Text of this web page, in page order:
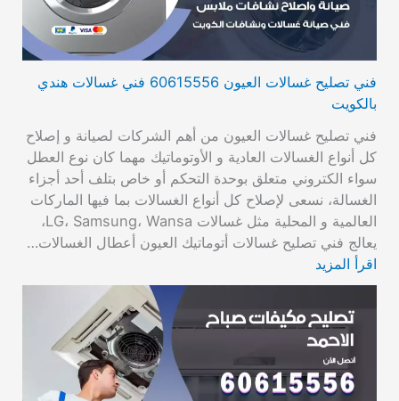
فني تصليح غسالات العيون 60615556 فني غسالات هندي
بالكويت
فني تصليح غسالات العيون من أهم الشركات لصيانة و إصلاح
كل أنواع الغسالات العادية و الأوتوماتيك مهما كان نوع العطل
سواء الكتروني متعلق بوحدة التحكم أو خاص بتلف أحد أجزاء
الغسالة، نسعى لإصلاح كل أنواع الغسالات بما فيها الماركات
العالمية و المحلية مثل غسالات LG، Samsung، Wansa،
يعالج فني تصليح غسالات أتوماتيك العيون أعطال الغسالات…
اقرأ المزيد